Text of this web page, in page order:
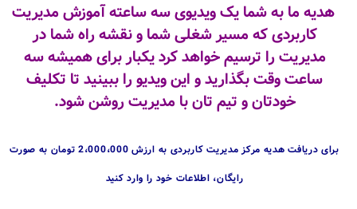
هدیه ما به شما یک ویدیوی سه ساعته آموزش مدیریت
کاربردی که مسیر شغلی شما و نقشه راه شما در
مدیریت را ترسیم خواهد کرد یکبار برای همیشه سه
ساعت وقت بگذارید و این ویدیو را ببینید تا تکلیف
خودتان و تیم تان با مدیریت روشن شود.
برای دریافت هدیه مرکز مدیریت کاربردی به ارزش 2،000،000 تومان به صورت
رایگان، اطلاعات خود را وارد کنید